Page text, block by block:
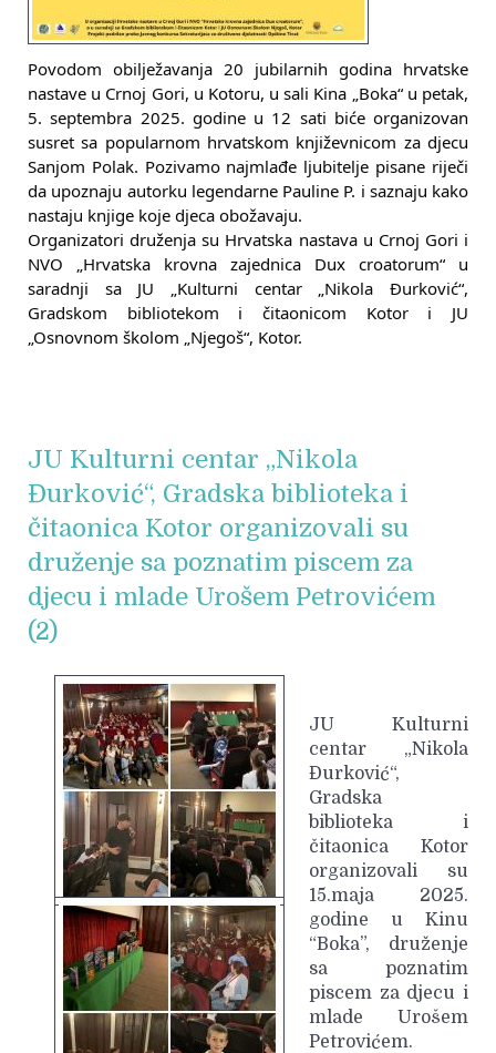
Povodom obilježavanja 20 jubilarnih godina hrvatske
nastave u Crnoj Gori, u Kotoru, u sali Kina „Boka“ u petak,
5. septembra 2025. godine u 12 sati biće organizovan
susret sa popularnom hrvatskom književnicom za djecu
Sanjom Polak. Pozivamo najmlađe ljubitelje pisane riječi
da upoznaju autorku legendarne Pauline P. i saznaju kako
nastaju knjige koje djeca obožavaju.
Organizatori druženja su Hrvatska nastava u Crnoj Gori i
NVO „Hrvatska krovna zajednica Dux croatorum“ u
saradnji sa JU „Kulturni centar „Nikola Đurković“,
Gradskom bibliotekom i čitaonicom Kotor i JU
„Osnovnom školom „Njegoš“, Kotor.
JU Kulturni centar „Nikola
Đurković“, Gradska biblioteka i
čitaonica Kotor organizovali su
druženje sa poznatim piscem za
djecu i mlade Urošem Petrovićem
(2)
JU Kulturni
centar „Nikola
Đurković“,
Gradska
biblioteka i
čitaonica Kotor
organizovali su
15.maja 2025.
godine u Kinu
“Boka”, druženje
sa poznatim
piscem za djecu i
mlade Urošem
Petrovićem.